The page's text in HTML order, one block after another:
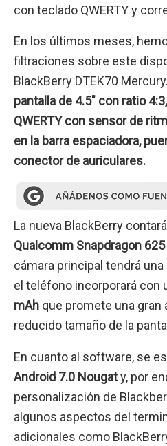
con teclado QWERTY y
En los últimos meses,
filtraciones sobre este
BlackBerry DTEK70
pantalla de 4.5″ con ratio
QWERTY con sensor de
en la barra espaciadora,
conector de auriculares.
La nueva BlackBerry
Qualcomm Snapdragon 625
cámara principal tendrá
el teléfono incorporará con
mAh que promete una gran
reducido tamaño de la
En cuanto al software, se
Android 7.0 Nougaty, por
personalización de
algunos aspectos del
adicionales como